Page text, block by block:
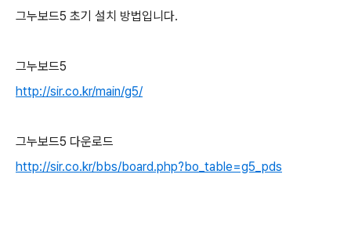
그누보드5 초기 설치 방법입니다.
그누보드5
http://sir.co.kr/main/g5/
그누보드5 다운로드
http://sir.co.kr/bbs/board.php?bo_table=g5_pds